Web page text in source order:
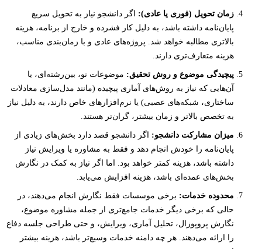
زمان تحویل (فوری یا عادی):اگر دانشجو نیاز به تحویل سریع
پایان‌نامه داشته باشد، به دلیل کار فشرده و خارج از برنامه، هزینه
بالاتری مطالبه خواهد شد. پروژه‌های عادی و با زمان‌بندی مناسب،
هزینه متعارف‌تری دارند.
پیچیدگی موضوع و روش تحقیق:موضوعات نو، بین‌رشته‌ای، یا
آن‌هایی که نیاز به روش‌های آماری پیچیده (مانند مدل‌سازی معادلات
ساختاری، شبکه‌های عصبی) یا نرم‌افزارهای خاص دارند، به دلیل نیاز
به تخصص بالاتر و زمان بیشتر، گران‌تر هستند.
میزان مشارکت دانشجو:اگر دانشجو قصد دارد بخش‌های زیادی از
پایان‌نامه را خودش انجام دهد و فقط به مشاوره یا ویرایش نیاز
داشته باشد، هزینه کمتر خواهد بود. اما اگر نیاز به کمک در نگارش
بخش‌های عمده‌ای باشد، هزینه افزایش می‌یابد.
محدوده خدمات:برخی موسسات فقط نگارش انجام می‌دهند، در
حالی که برخی دیگر خدمات جامع‌تری از جمله مشاوره موضوع،
نگارش پروپوزال، تحلیل آماری، ویرایش، و حتی طراحی جلسه دفاع
را ارائه می‌دهند. هر چه دامنه خدمات وسیع‌تر باشد، هزینه بیشتر